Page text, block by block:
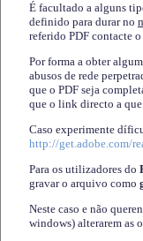
É facultado a alguns
definido para durar no
referido PDF contacte o
Por forma a obter
abusos de rede
que o PDF seja
que o link directo a
Caso experimente
http://get.adobe.com/
Para os utilizadores do
gravar o arquivo como
Neste caso e não
windows) alterarem as